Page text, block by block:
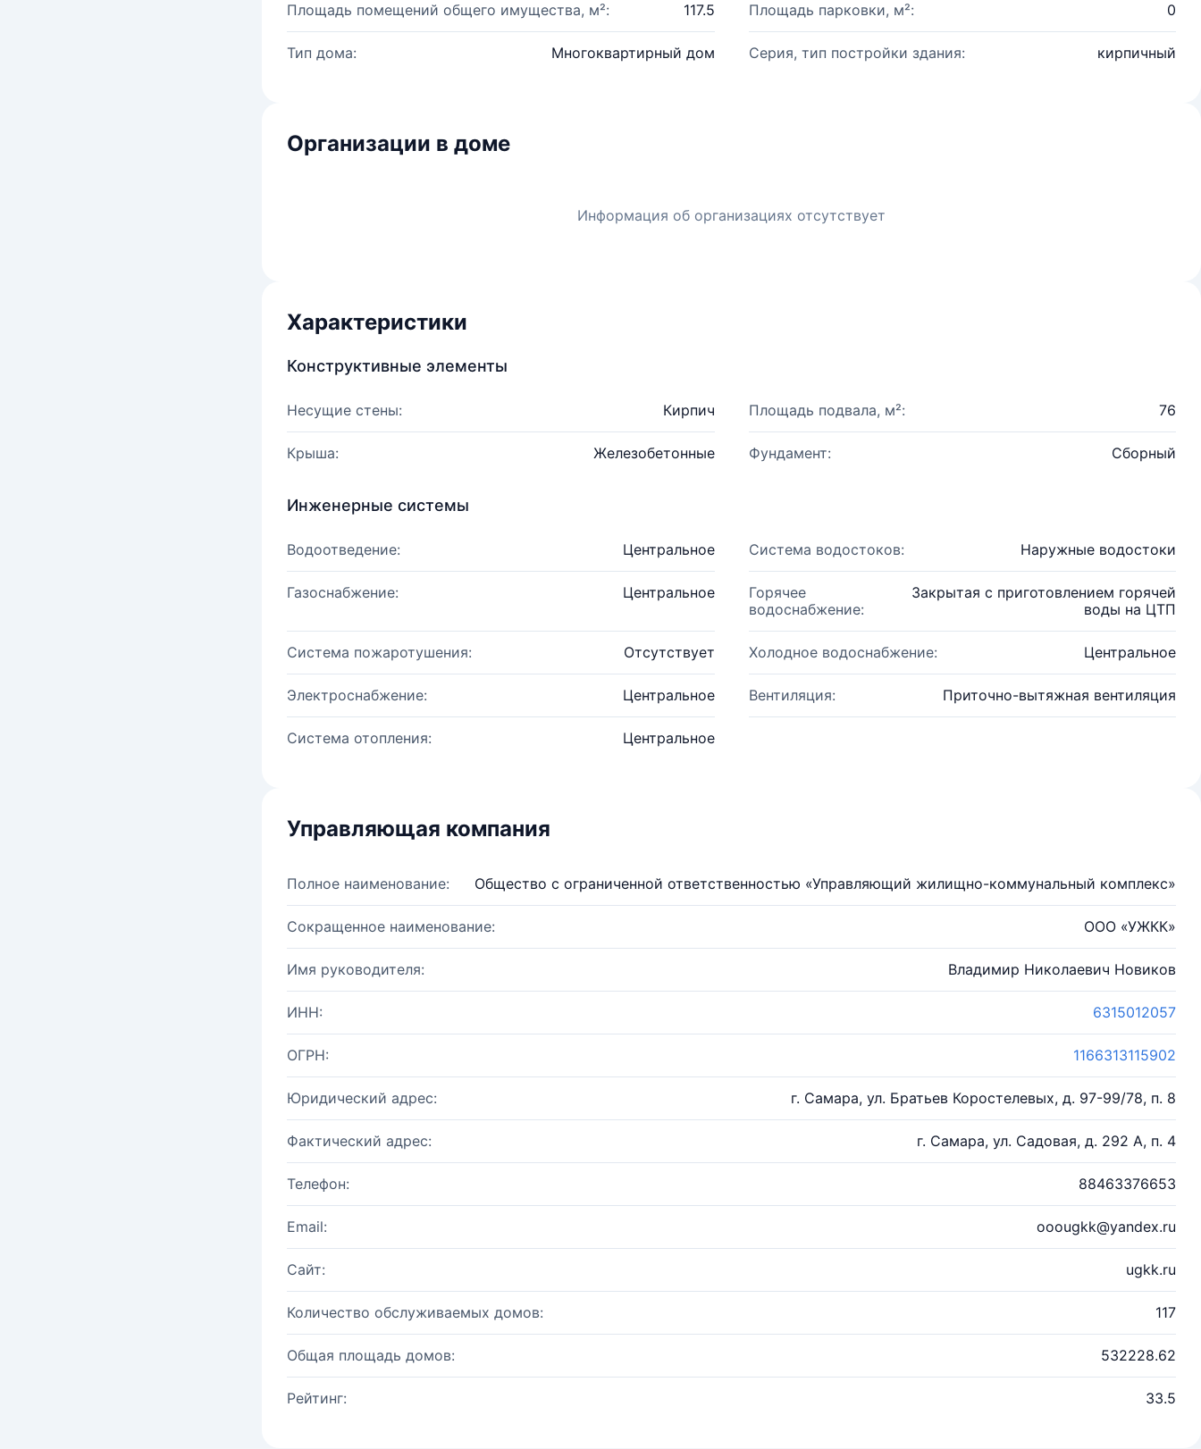
Площадь помещений общего имущества, м²: 117.5 Площадь парковки, м²: 0
Тип дома: Многоквартирный дом Серия, тип постройки здания: кирпичный
Организации в доме
Информация об организациях отсутствует
Характеристики
Конструктивные элементы
Несущие стены: Кирпич Площадь подвала, м²: 76
Крыша: Железобетонные Фундамент: Сборный
Инженерные системы
Водоотведение: Центральное Система водостоков: Наружные водостоки
Газоснабжение: Центральное
Горячее
водоснабжение:
Закрытая с приготовлением горячей
воды на ЦТП
Система пожаротушения: Отсутствует Холодное водоснабжение: Центральное
Электроснабжение: Центральное Вентиляция: Приточно-вытяжная вентиляция
Система отопления: Центральное
Управляющая компания
Полное наименование: Общество с ограниченной ответственностью «Управляющий жилищно-коммунальный комплекс»
Сокращенное наименование: ООО «УЖКК»
Имя руководителя: Владимир Николаевич Новиков
ИНН: 6315012057
ОГРН: 1166313115902
Юридический адрес: г. Самара, ул. Братьев Коростелевых, д. 97-99/78, п. 8
Фактический адрес: г. Самара, ул. Садовая, д. 292 А, п. 4
Телефон: 88463376653
Email: ooougkk@yandex.ru
Сайт: ugkk.ru
Количество обслуживаемых домов: 117
Общая площадь домов: 532228.62
Рейтинг: 33.5